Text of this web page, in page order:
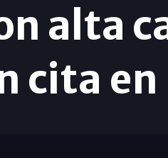
alta
cita en